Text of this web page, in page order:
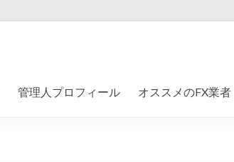
管理人プロフィール オススメのFX業者